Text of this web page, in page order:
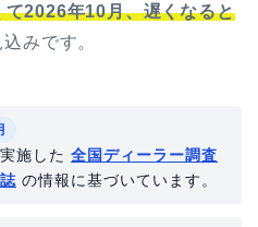
て2026年10月、遅くなると
みです。
施した 全国ディーラー調査
の情報に基づいています。